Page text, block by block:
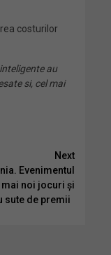
costurilor
au
si, cel mai
Next
Evenimentul
noi jocuri și
sute de premii